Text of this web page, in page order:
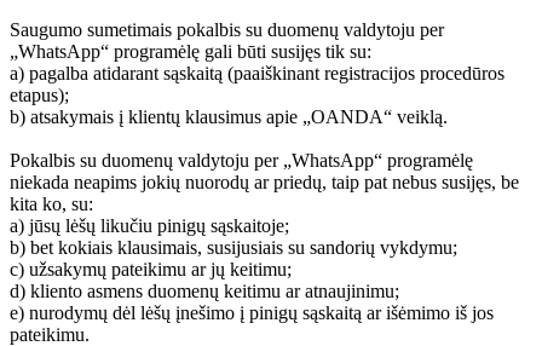
Saugumo sumetimais pokalbis su duomenų valdytoju per
„WhatsApp“ programėlę gali būti susijęs tik su:
a) pagalba atidarant sąskaitą (paaiškinant registracijos procedūros
etapus);
b) atsakymais į klientų klausimus apie „OANDA“ veiklą.
Pokalbis su duomenų valdytoju per „WhatsApp“ programėlę
niekada neapims jokių nuorodų ar priedų, taip pat nebus susijęs, be
kita ko, su:
a) jūsų lėšų likučiu pinigų sąskaitoje;
b) bet kokiais klausimais, susijusiais su sandorių vykdymu;
c) užsakymų pateikimu ar jų keitimu;
d) kliento asmens duomenų keitimu ar atnaujinimu;
e) nurodymų dėl lėšų įnešimo į pinigų sąskaitą ar išėmimo iš jos
pateikimu.